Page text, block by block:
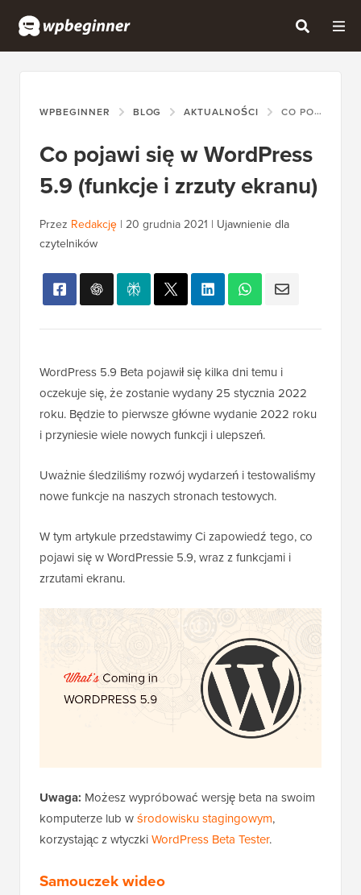
WPBEGINNER BLOG AKTUALNOŚCI CO POJAWI SIĘ W WORDPRESS 5.9 (FUNKCJE I ZRZUTY EKRANU)
Co pojawi się w WordPress
5.9 (funkcje i zrzuty ekranu)
Przez Redakcję | 20 grudnia 2021 | Ujawnienie dla
czytelników
WordPress 5.9 Beta pojawił się kilka dni temu i
oczekuje się, że zostanie wydany 25 stycznia 2022
roku. Będzie to pierwsze główne wydanie 2022 roku
i przyniesie wiele nowych funkcji i ulepszeń.
Uważnie śledziliśmy rozwój wydarzeń i testowaliśmy
nowe funkcje na naszych stronach testowych.
W tym artykule przedstawimy Ci zapowiedź tego, co
pojawi się w WordPressie 5.9, wraz z funkcjami i
zrzutami ekranu.
Uwaga: Możesz wypróbować wersję beta na swoim
komputerze lub wśrodowisku stagingowym,
korzystając z wtyczkiWordPress Beta Tester.
Samouczek wideo